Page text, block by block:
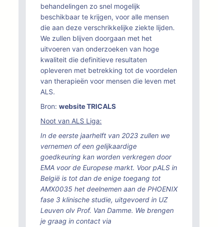
behandelingen zo snel mogelijk
beschikbaar te krijgen, voor alle mensen
die aan deze verschrikkelijke ziekte lijden.
We zullen blijven doorgaan met het
uitvoeren van onderzoeken van hoge
kwaliteit die definitieve resultaten
opleveren met betrekking tot de voordelen
van therapieën voor mensen die leven met
ALS.
Bron: website TRICALS
Noot van ALS Liga:
In de eerste jaarhelft van 2023 zullen we
vernemen of een gelijkaardige
goedkeuring kan worden verkregen door
EMA voor de Europese markt. Voor pALS in
België is tot dan de enige toegang tot
AMX0035 het deelnemen aan de PHOENIX
fase 3 klinische studie, uitgevoerd in UZ
Leuven olv Prof. Van Damme. We brengen
je graag in contact via